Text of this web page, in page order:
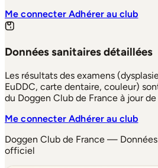
Me connecterAdhérer au club
Données sanitaires détaillées
Les résultats des examens
EuDDC, carte dentaire, couleur)
du Doggen Club de France à jour
Me connecterAdhérer au club
Doggen Club de France —
officiel